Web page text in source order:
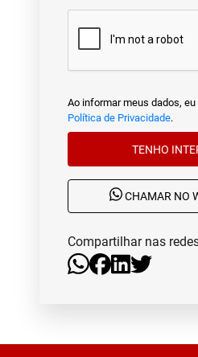
Ao informar meus dados,
Política de Privacidade.
TENHO
CHAMAR NO
Compartilhar nas